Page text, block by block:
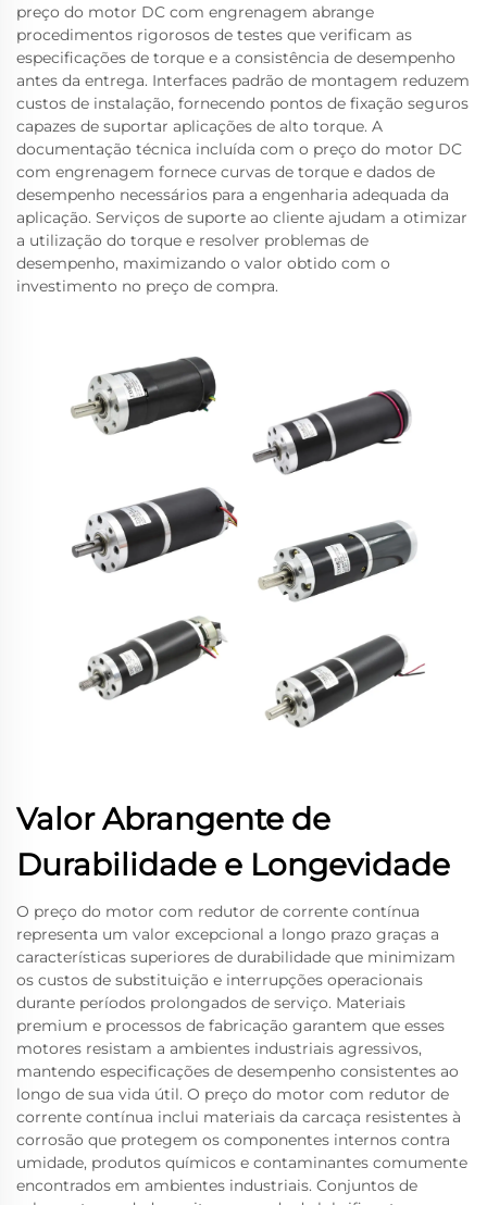
preço do motor DC com engrenagem abrange
procedimentos rigorosos de testes que verificam as
especificações de torque e a consistência de desempenho
antes da entrega. Interfaces padrão de montagem reduzem
custos de instalação, fornecendo pontos de fixação seguros
capazes de suportar aplicações de alto torque. A
documentação técnica incluída com o preço do motor DC
com engrenagem fornece curvas de torque e dados de
desempenho necessários para a engenharia adequada da
aplicação. Serviços de suporte ao cliente ajudam a otimizar
a utilização do torque e resolver problemas de
desempenho, maximizando o valor obtido com o
investimento no preço de compra.
Valor Abrangente de
Durabilidade e Longevidade
O preço do motor com redutor de corrente contínua
representa um valor excepcional a longo prazo graças a
características superiores de durabilidade que minimizam
os custos de substituição e interrupções operacionais
durante períodos prolongados de serviço. Materiais
premium e processos de fabricação garantem que esses
motores resistam a ambientes industriais agressivos,
mantendo especificações de desempenho consistentes ao
longo de sua vida útil. O preço do motor com redutor de
corrente contínua inclui materiais da carcaça resistentes à
corrosão que protegem os componentes internos contra
umidade, produtos químicos e contaminantes comumente
encontrados em ambientes industriais. Conjuntos de